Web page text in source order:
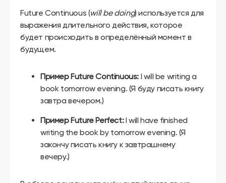
Future Continuous (will be doing) используется для
выражения длительного действия, которое
будет происходить в определённый момент в
будущем.
Пример Future Continuous: I will be writing a
book tomorrow evening. (Я буду писать книгу
завтра вечером.)
Пример Future Perfect:I will have finished
writing the book by tomorrow evening. (Я
закончу писать книгу к завтрашнему
вечеру.)